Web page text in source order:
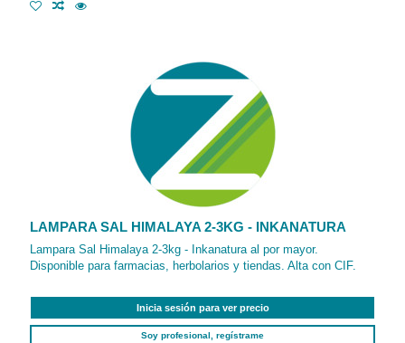
LAMPARA SAL HIMALAYA 2-3KG - INKANATURA
Lampara Sal Himalaya 2-3kg - Inkanatura al por mayor.
Disponible para farmacias, herbolarios y tiendas. Alta con CIF.
Inicia sesión para ver precio
Soy profesional, regístrame